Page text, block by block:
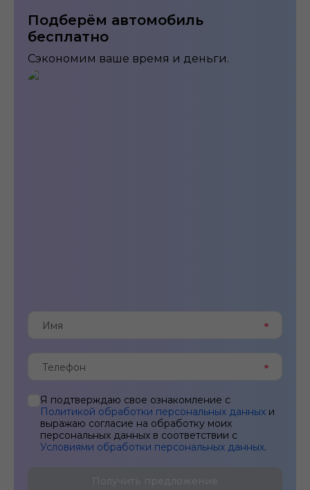
Подберём автомобиль
бесплатно
Сэкономим ваше время и деньги.
Я подтверждаю свое ознакомление с
Политикой обработки персональных данных и
выражаю согласие на обработку моих
персональных данных в соответствии с
Условиями обработки персональных данных.